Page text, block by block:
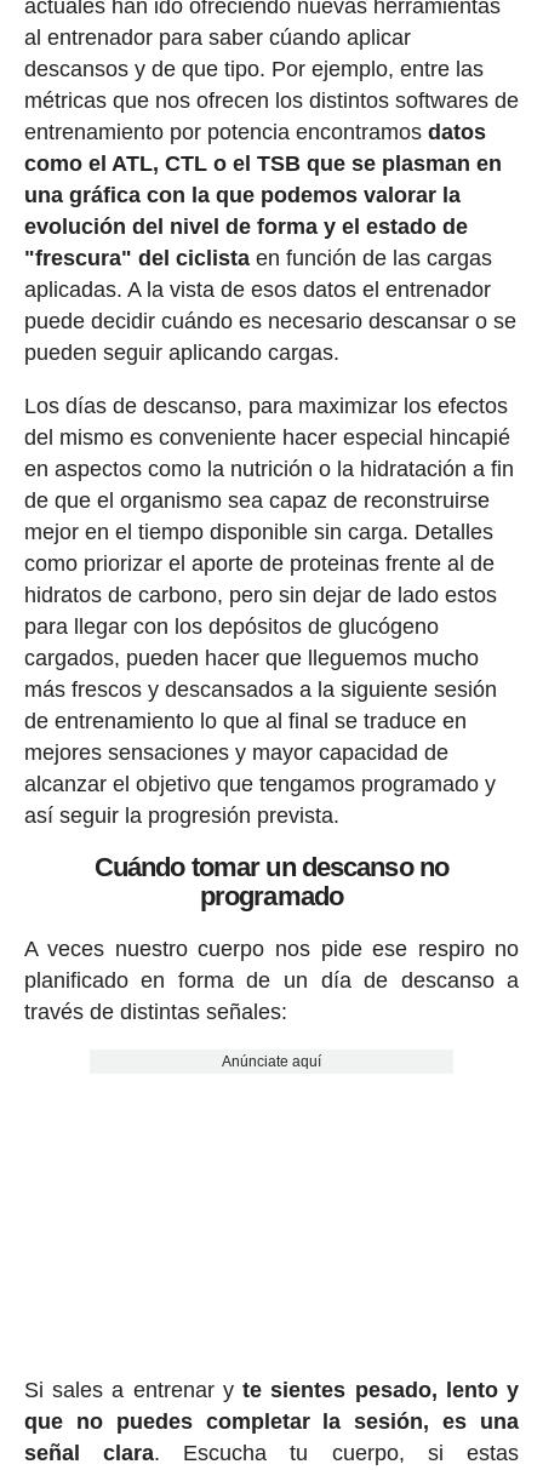
actuales han ido ofreciendo nuevas herramientas
al entrenador para saber cúando aplicar
descansos y de que tipo. Por ejemplo, entre las
métricas que nos ofrecen los distintos softwares de
entrenamiento por potencia encontramos datos
como el ATL, CTL o el TSB que se plasman en
una gráfica con la que podemos valorar la
evolución del nivel de forma y el estado de
"frescura" del ciclistaen función de las cargas
aplicadas. A la vista de esos datos el entrenador
puede decidir cuándo es necesario descansar o se
pueden seguir aplicando cargas.
Los días de descanso, para maximizar los efectos
del mismo es conveniente hacer especial hincapié
en aspectos como la nutrición o la hidratación a fin
de que el organismo sea capaz de reconstruirse
mejor en el tiempo disponible sin carga. Detalles
como priorizar el aporte de proteinas frente al de
hidratos de carbono, pero sin dejar de lado estos
para llegar con los depósitos de glucógeno
cargados, pueden hacer que lleguemos mucho
más frescos y descansados a la siguiente sesión
de entrenamiento lo que al final se traduce en
mejores sensaciones y mayor capacidad de
alcanzar el objetivo que tengamos programado y
así seguir la progresión prevista.
Cuándo tomar un descanso no
programado
A veces nuestro cuerpo nos pide ese respiro no
planificado en forma de un día de descanso a
través de distintas señales:
Anúnciate aquí
Si sales a entrenar yte sientes pesado, lento y
que no puedes completar la sesión, es una
señal clara. Escucha tu cuerpo, si estas